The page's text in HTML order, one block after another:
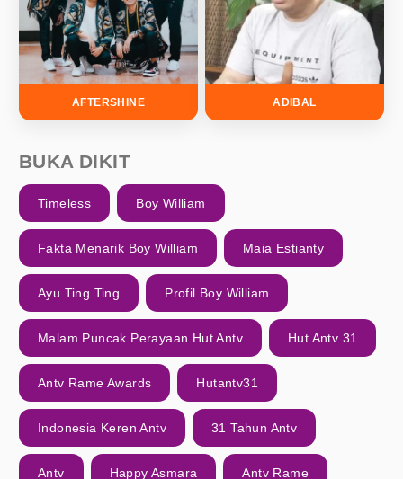
AFTERSHINE ADIBAL
BUKA DIKIT
Timeless Boy William
Fakta Menarik Boy William Maia Estianty
Ayu Ting Ting Profil Boy William
Malam Puncak Perayaan Hut Antv Hut Antv 31
Antv Rame Awards Hutantv31
Indonesia Keren Antv 31 Tahun Antv
Antv Happy Asmara Antv Rame